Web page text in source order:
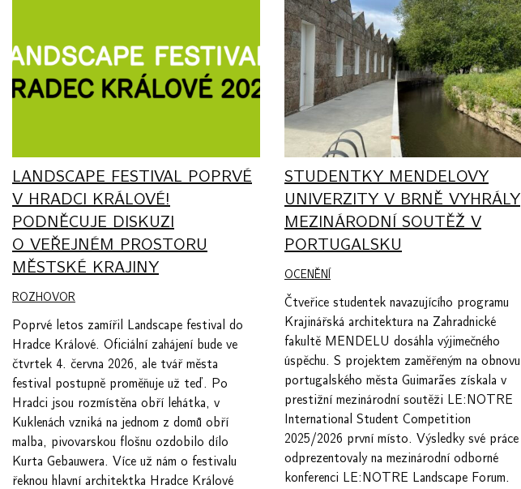
LANDSCAPE FESTIVAL POPRVÉ
V HRADCI KRÁLOVÉ!
PODNĚCUJE DISKUZI
O VEŘEJNÉM PROSTORU
MĚSTSKÉ KRAJINY
ROZHOVOR
Poprvé letos zamířil Landscape festival do
Hradce Králové. Oficiální zahájení bude ve
čtvrtek 4. června 2026, ale tvář města
festival postupně proměňuje už teď. Po
Hradci jsou rozmístěna obří lehátka, v
Kuklenách vzniká na jednom z domů obří
malba, pivovarskou flošnu ozdobilo dílo
Kurta Gebauwera. Více už nám o festivalu
řeknou hlavní architektka Hradce Králové
STUDENTKY MENDELOVY
UNIVERZITY V BRNĚ VYHRÁLY
MEZINÁRODNÍ SOUTĚŽ V
PORTUGALSKU
OCENĚNÍ
Čtveřice studentek navazujícího programu
Krajinářská architektura na Zahradnické
fakultě MENDELU dosáhla výjimečného
úspěchu. S projektem zaměřeným na obnovu
portugalského města Guimarães získala v
prestižní mezinárodní soutěži LE:NOTRE
International Student Competition
2025/2026 první místo. Výsledky své práce
odprezentovaly na mezinárodní odborné
konferenci LE:NOTRE Landscape Forum.